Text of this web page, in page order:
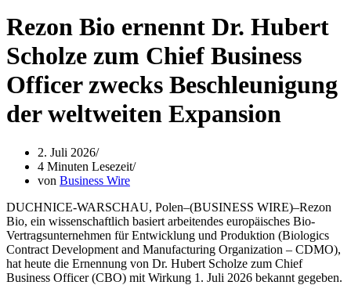
Rezon Bio ernennt Dr. Hubert
Scholze zum Chief Business
Officer zwecks Beschleunigung
der weltweiten Expansion
2. Juli 2026
4 Minuten Lesezeit
von Business Wire
DUCHNICE-WARSCHAU, Polen–(BUSINESS WIRE)–Rezon
Bio, ein wissenschaftlich basiert arbeitendes europäisches Bio-
Vertragsunternehmen für Entwicklung und Produktion (Biologics
Contract Development and Manufacturing Organization – CDMO),
hat heute die Ernennung von Dr. Hubert Scholze zum Chief
Business Officer (CBO) mit Wirkung 1. Juli 2026 bekannt gegeben.